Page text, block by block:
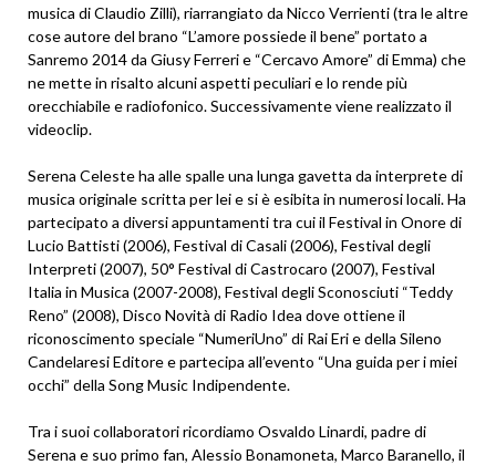
musica di Claudio Zilli), riarrangiato da Nicco Verrienti (tra le altre
cose autore del brano “L’amore possiede il bene” portato a
Sanremo 2014 da Giusy Ferreri e “Cercavo Amore” di Emma) che
ne mette in risalto alcuni aspetti peculiari e lo rende più
orecchiabile e radiofonico. Successivamente viene realizzato il
videoclip.
Serena Celeste ha alle spalle una lunga gavetta da interprete di
musica originale scritta per lei e si è esibita in numerosi locali. Ha
partecipato a diversi appuntamenti tra cui il Festival in Onore di
Lucio Battisti (2006), Festival di Casali (2006), Festival degli
Interpreti (2007), 50° Festival di Castrocaro (2007), Festival
Italia in Musica (2007-2008), Festival degli Sconosciuti “Teddy
Reno” (2008), Disco Novità di Radio Idea dove ottiene il
riconoscimento speciale “NumeriUno” di Rai Eri e della Sileno
Candelaresi Editore e partecipa all’evento “Una guida per i miei
occhi” della Song Music Indipendente.
Tra i suoi collaboratori ricordiamo Osvaldo Linardi, padre di
Serena e suo primo fan, Alessio Bonamoneta, Marco Baranello, il